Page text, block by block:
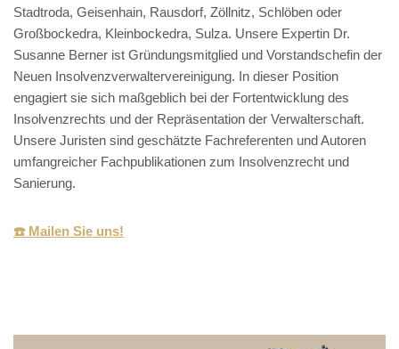
Stadtroda, Geisenhain, Rausdorf, Zöllnitz, Schlöben oder
Großbockedra, Kleinbockedra, Sulza. Unsere Expertin Dr.
Susanne Berner ist Gründungsmitglied und Vorstandschefin der
Neuen Insolvenzverwaltervereinigung. In dieser Position
engagiert sie sich maßgeblich bei der Fortentwicklung des
Insolvenzrechts und der Repräsentation der Verwalterschaft.
Unsere Juristen sind geschätzte Fachreferenten und Autoren
umfangreicher Fachpublikationen zum Insolvenzrecht und
Sanierung.
☎️ Mailen Sie uns!